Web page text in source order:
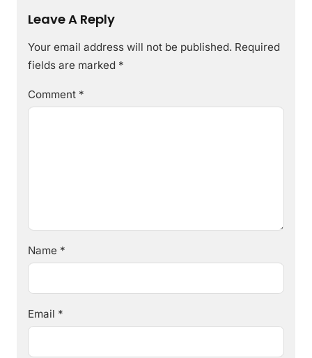
Leave A Reply
Your email address will not be published. Required
fields are marked *
Comment *
Name *
Email *